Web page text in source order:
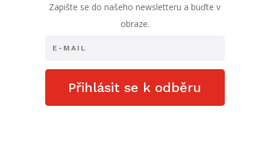
Zapište se do našeho newsletteru a buďte v
obraze.
Přihlásit se k odběru